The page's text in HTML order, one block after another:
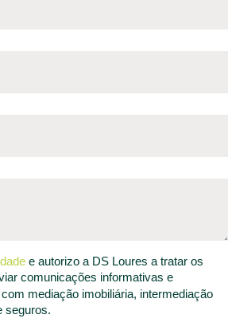
e autorizo a DS Loures a tratar os
comunicações informativas e
mediação imobiliária, intermediação
seguros.